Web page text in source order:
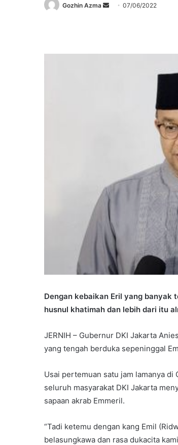
Gozhin Azma
Send07/06/2022
Dengan kebaikan Eril yang banyak
husnul khatimah dan lebih dari itu
JERNIH – Gubernur DKI Jakarta
yang tengah berduka sepeninggal
Usai pertemuan satu jam lamanya di
seluruh masyarakat DKI Jakarta
sapaan akrab Emmeril.
“Tadi ketemu dengan kang Emil
belasungkawa dan rasa dukacita